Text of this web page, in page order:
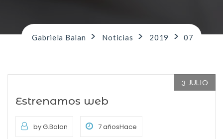
Gabriela Balan > Noticias > 2019 > 07
3 JULIO
Estrenamos web
by G.Balan 7 añosHace